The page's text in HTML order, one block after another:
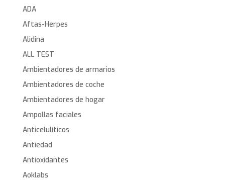
ADA
Aftas-Herpes
Alidina
ALL TEST
Ambientadores de armarios
Ambientadores de coche
Ambientadores de hogar
Ampollas faciales
Anticelulíticos
Antiedad
Antioxidantes
Aoklabs